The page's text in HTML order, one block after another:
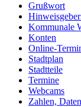
Grußwort
Kommunale
Konten
Online-
Stadtplan
Stadtteile
Termine
Webcams
Zahlen,